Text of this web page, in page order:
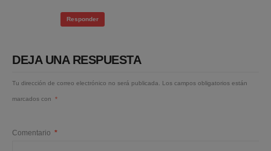
Responder
DEJA UNA RESPUESTA
Tu dirección de correo electrónico no será publicada. Los campos obligatorios están
marcados con *
Comentario *